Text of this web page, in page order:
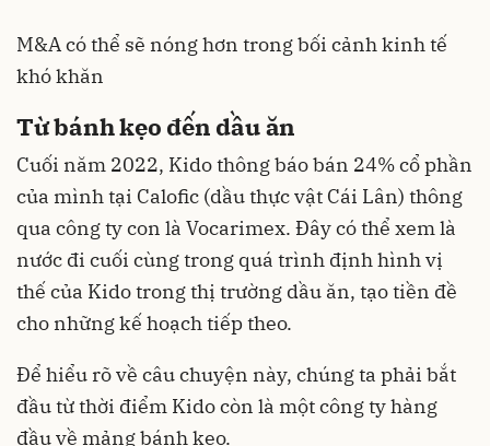
M&A có thể sẽ nóng hơn trong bối cảnh kinh tế
khó khăn
Từ bánh kẹo đến dầu ăn
Cuối năm 2022, Kido thông báo bán 24% cổ phần
của mình tại Calofic (dầu thực vật Cái Lân) thông
qua công ty con là Vocarimex. Đây có thể xem là
nước đi cuối cùng trong quá trình định hình vị
thế của Kido trong thị trường dầu ăn, tạo tiền đề
cho những kế hoạch tiếp theo.
Để hiểu rõ về câu chuyện này, chúng ta phải bắt
đầu từ thời điểm Kido còn là một công ty hàng
đầu về mảng bánh kẹo.